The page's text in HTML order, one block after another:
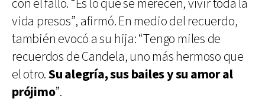
con el fallo. “Es lo que se merecen, vivir toda la
vida presos”, afirmó. En medio del recuerdo,
también evocó a su hija: “Tengo miles de
recuerdos de Candela, uno más hermoso que
el otro.Su alegría, sus bailes y su amor al
prójimo”.